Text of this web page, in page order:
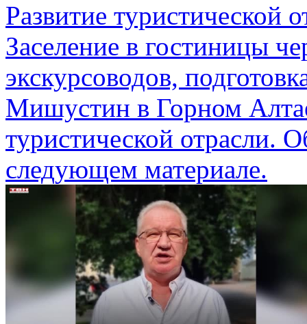
Развитие туристической
Заселение в гостиницы
экскурсоводов,
Мишустин в Горном
туристической отрасли.
следующем материале.